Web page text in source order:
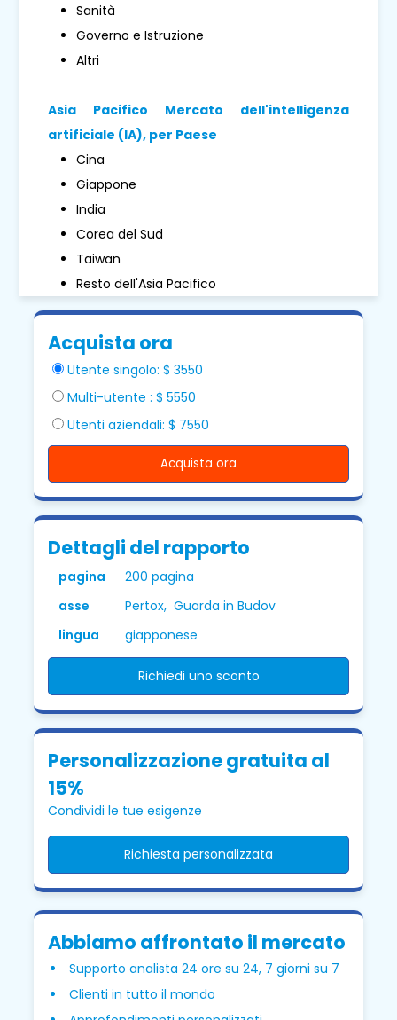
Sanità
Governo e Istruzione
Altri
Asia Pacifico Mercato dell'intelligenza
artificiale (IA), per Paese
Cina
Giappone
India
Corea del Sud
Taiwan
Resto dell'Asia Pacifico
Acquista ora
Utente singolo: $ 3550
Multi-utente : $ 5550
Utenti aziendali: $ 7550
Acquista ora
Dettagli del rapporto
pagina
200 pagina
asse
Pertox, Guarda in Budov
lingua
giapponese
Richiedi uno sconto
Personalizzazione gratuita al
15%
Condividi le tue esigenze
Richiesta personalizzata
Abbiamo affrontato il mercato
Supporto analista 24 ore su 24, 7 giorni su 7
Clienti in tutto il mondo